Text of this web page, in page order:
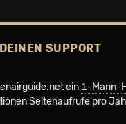
SUPPORT
ein 1-Mann-
Seiten­aufrufe pro